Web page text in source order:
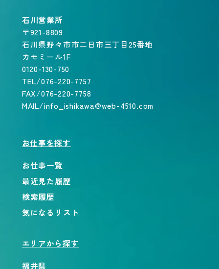
石川営業所
〒921-8809
石川県野々市市二日市三丁目25番地
カモミール1F
0120-130-750
TEL/076-220-7757
FAX/076-220-7758
MAIL/info_ishikawa@web-4510.com
お仕事を探す
お仕事一覧
最近見た履歴
検索履歴
気になるリスト
エリアから探す
福井県